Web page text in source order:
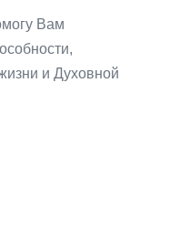
Вам
и Духовной